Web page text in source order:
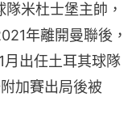
米杜士堡主帥，
年離開曼聯後，
出任土耳其球隊
加賽出局後被